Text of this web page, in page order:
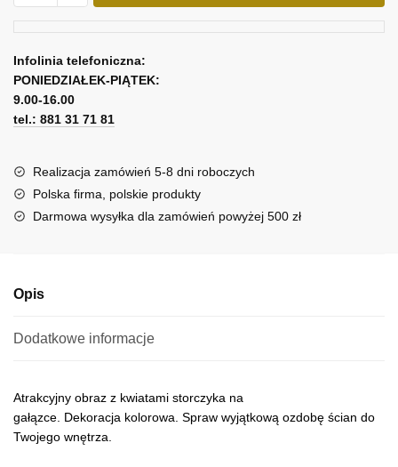
storczykami
Infolinia telefoniczna:
PONIEDZIAŁEK-PIĄTEK:
9.00-16.00
tel.: 881 31 71 81
Realizacja zamówień 5-8 dni roboczych
Polska firma, polskie produkty
Darmowa wysyłka dla zamówień powyżej 500 zł
Opis
Dodatkowe informacje
Atrakcyjny obraz z kwiatami storczyka na
gałązce. Dekoracja kolorowa. Spraw wyjątkową ozdobę ścian do
Twojego wnętrza.